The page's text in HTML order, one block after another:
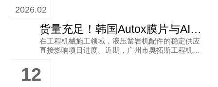
2026.02
货量充足！韩国Autox膜片与AIRMAN液压凿岩机配件现货直供
在工程机械施工领域，液压凿岩机配件的稳定供应
直接影响项目进度。近期，广州市奥拓斯工程机械
有限公司持续保障韩国Autox膜片、AIRMAN液压凿
12